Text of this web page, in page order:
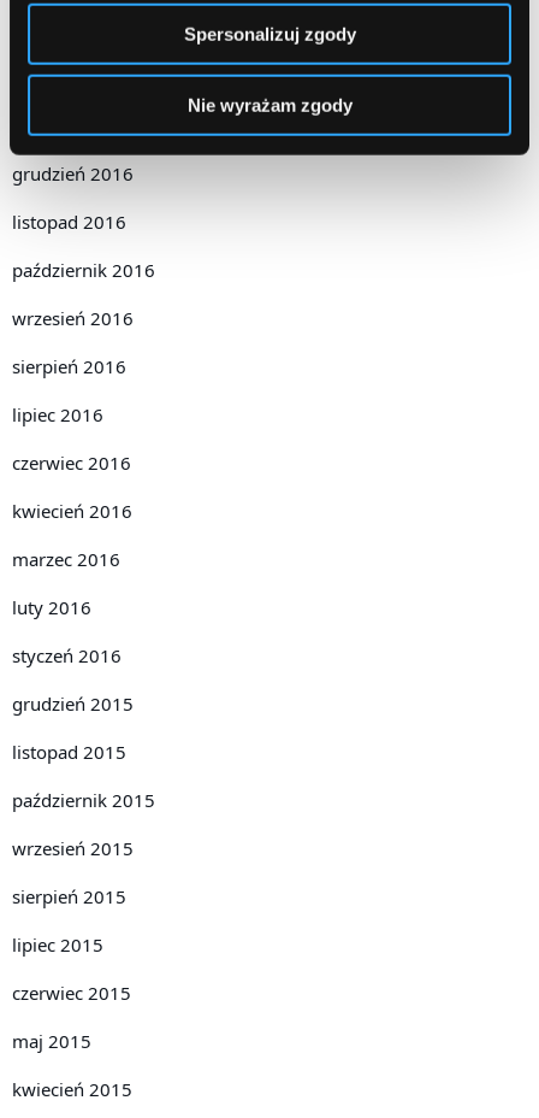
Spersonalizuj zgody
Nie wyrażam zgody
luty 2017
grudzień 2016
listopad 2016
październik 2016
wrzesień 2016
sierpień 2016
lipiec 2016
czerwiec 2016
kwiecień 2016
marzec 2016
luty 2016
styczeń 2016
grudzień 2015
listopad 2015
październik 2015
wrzesień 2015
sierpień 2015
lipiec 2015
czerwiec 2015
maj 2015
kwiecień 2015